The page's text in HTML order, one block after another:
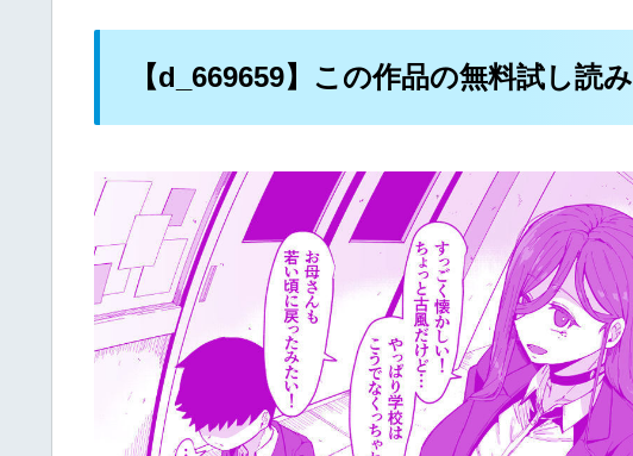
【d_669659】この作品の無料試し読み